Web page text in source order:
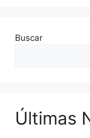
Buscar
Últimas